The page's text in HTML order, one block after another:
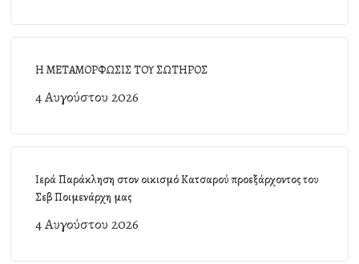
Η ΜΕΤΑΜΟΡΦΩΣΙΣ ΤΟΥ ΣΩΤΗΡΟΣ
4 Αυγούστου 2026
Ιερά Παράκληση στον οικισμό Κατσαρού προεξάρχοντος του
Σεβ Ποιμενάρχη μας
4 Αυγούστου 2026